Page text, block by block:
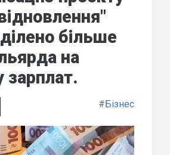
більше
на
зарплат.
#Бізнес